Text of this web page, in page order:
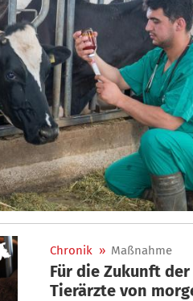
Chronik » Maßnahme
Für die Zukunft der Berglandwirtschaft: Bauernbund unterstützt
Tierärzte von